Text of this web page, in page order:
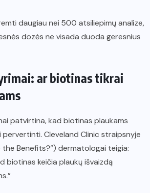
daugiau nei 500 atsiliepimų analize,
dozės ne visada duoda geresnius
ar biotinas tikrai
patvirtina, kad biotinas plaukams
pervertinti. Cleveland Clinic straipsnyje
the Benefits?”) dermatologai teigia:
biotinas keičia plaukų išvaizdą